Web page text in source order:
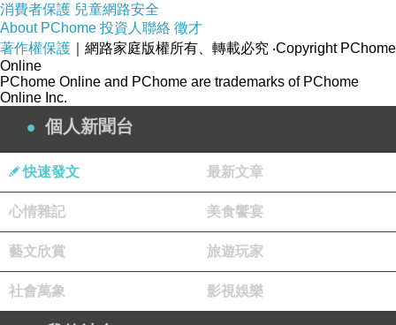
消費者保護 兒童網路安全
About PChome 投資人聯絡 徵才
著作權保護 ｜網路家庭版權所有、轉載必究 ‧Copyright PChome
Online
PChome Online and PChome are trademarks of PChome
Online Inc.
個人新聞台
快速發文 最新文章
心情雜記 美食饗宴
藝文欣賞 旅遊玩家
社會萬象 影視娛樂